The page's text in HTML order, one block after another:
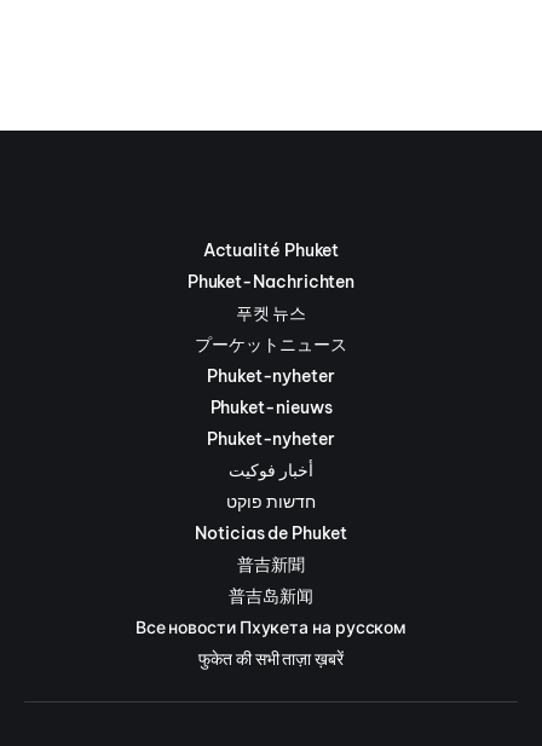
Actualité Phuket
Phuket-Nachrichten
푸켓 뉴스
プーケットニュース
Phuket-nyheter
Phuket-nieuws
Phuket-nyheter
أخبار فوكيت
חדשות פוקט
Noticias de Phuket
普吉新聞
普吉岛新闻
Все новости Пхукета на русском
फुकेत की सभी ताज़ा ख़बरें